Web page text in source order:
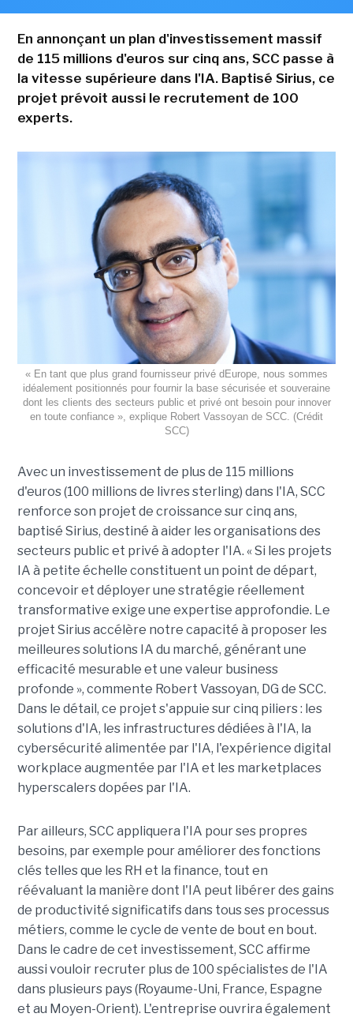
En annonçant un plan d'investissement massif
de 115 millions d'euros sur cinq ans, SCC passe à
la vitesse supérieure dans l'IA. Baptisé Sirius, ce
projet prévoit aussi le recrutement de 100
experts.
« En tant que plus grand fournisseur privé dEurope, nous sommes
idéalement positionnés pour fournir la base sécurisée et souveraine
dont les clients des secteurs public et privé ont besoin pour innover
en toute confiance », explique Robert Vassoyan de SCC. (Crédit
SCC)
Avec un investissement de plus de 115 millions
d'euros (100 millions de livres sterling) dans l'IA, SCC
renforce son projet de croissance sur cinq ans,
baptisé Sirius, destiné à aider les organisations des
secteurs public et privé à adopter l'IA. « Si les projets
IA à petite échelle constituent un point de départ,
concevoir et déployer une stratégie réellement
transformative exige une expertise approfondie. Le
projet Sirius accélère notre capacité à proposer les
meilleures solutions IA du marché, générant une
efficacité mesurable et une valeur business
profonde », commente Robert Vassoyan, DG de SCC.
Dans le détail, ce projet s'appuie sur cinq piliers : les
solutions d'IA, les infrastructures dédiées à l'IA, la
cybersécurité alimentée par l'IA, l'expérience digital
workplace augmentée par l'IA et les marketplaces
hyperscalers dopées par l'IA.
Par ailleurs, SCC appliquera l'IA pour ses propres
besoins, par exemple pour améliorer des fonctions
clés telles que les RH et la finance, tout en
réévaluant la manière dont l'IA peut libérer des gains
de productivité significatifs dans tous ses processus
métiers, comme le cycle de vente de bout en bout.
Dans le cadre de cet investissement, SCC affirme
aussi vouloir recruter plus de 100 spécialistes de l'IA
dans plusieurs pays (Royaume-Uni, France, Espagne
et au Moyen-Orient). L'entreprise ouvrira également